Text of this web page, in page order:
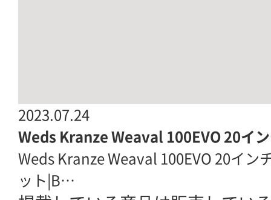
2023.07.24
Weds Kranze Weaval 100EVO 20イ
Weds Kranze Weaval 100EVO 20イン
ット|B…